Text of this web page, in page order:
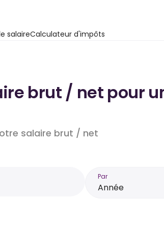
salaireCalculateur d'impôts
brut / net pour
salaire brut / net
Par
Année